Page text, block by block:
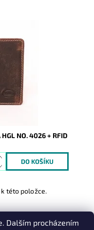
značky HGL
kůže s
NO. 4026 + RFID
této položce.
Dalším procházením